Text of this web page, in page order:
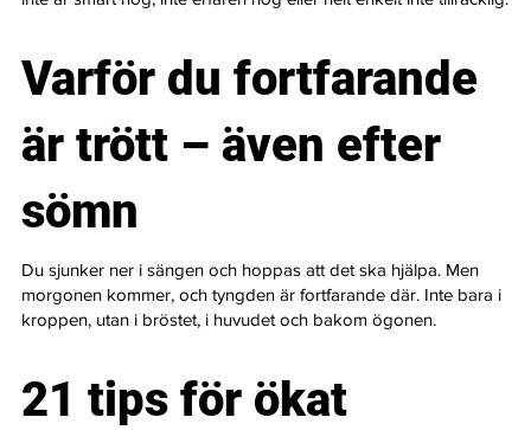
Varför du fortfarande
är trött – även efter
sömn
Du sjunker ner i sängen och hoppas att det ska hjälpa. Men
morgonen kommer, och tyngden är fortfarande där. Inte bara i
kroppen, utan i bröstet, i huvudet och bakom ögonen.
21 tips för ökat